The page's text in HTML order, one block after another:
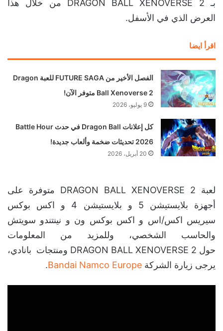
بـ DRAGON BALL XENOVERSE 2 من خلال هذا
العرض الذي في الأسفل.
اقرأ ايضا
الفصل الأخير من FUTURE SAGA للعبة Dragon
Ball Xenoverse 2 متوفر الآن!
9 يوليو، 2026
كل إعلانات Dragon Ball في حدث Battle Hour
2026 تحديثات ضخمة وألعاب جديدة!
20 أبريل، 2026
لعبة DRAGON BALL XENOVERSE 2 متوفرة على
أجهزة بلايستيشن 5 و بلايستيشن 4 و اكس بوكس
سيريس اكس/اس و اكس بوكس ون و نينتندو سويتش
والحاسب الشخصي، وللمزيد من المعلومات
حول DRAGON BALL XENOVERSE 2 ومنتجات بانادي،
يرجى زيارة الشركة Bandai Namco Europe
.